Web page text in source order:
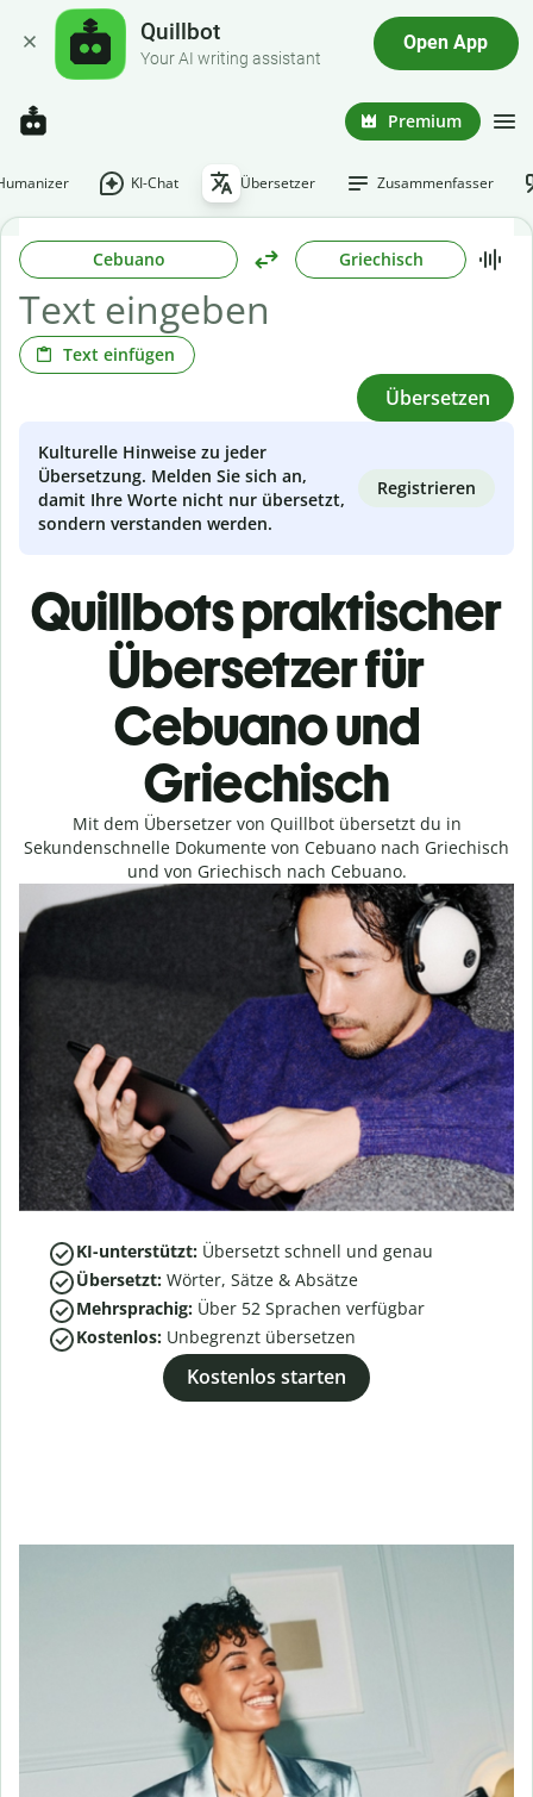
Quillbot
Your AI writing assistant
Open App
Premium
KI-Chat Übersetzer Zusammenfasser
Cebuano Griechisch
Text einfügen
Übersetzen
Kulturelle Hinweise zu jeder
Übersetzung. Melden Sie sich an,
damit Ihre Worte nicht nur übersetzt,
sondern verstanden werden.
Registrieren
Quillbots praktischer
Übersetzer für
Cebuano und
Griechisch
Mit dem Übersetzer von Quillbot übersetzt du in
Sekundenschnelle Dokumente von Cebuano nach Griechisch
und von Griechisch nach Cebuano.
KI-unterstützt: Übersetzt schnell und genau
Übersetzt: Wörter, Sätze & Absätze
Mehrsprachig: Über 52 Sprachen verfügbar
Kostenlos: Unbegrenzt übersetzen
Kostenlos starten